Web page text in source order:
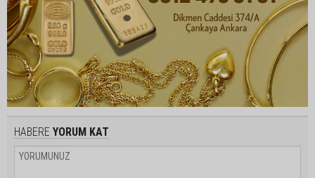
HABERE YORUM KAT